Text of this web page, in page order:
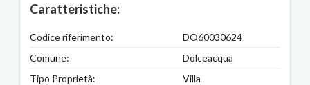
Caratteristiche:
Codice riferimento:
DO60030624
Comune:
Dolceacqua
Tipo Proprietà:
Villa